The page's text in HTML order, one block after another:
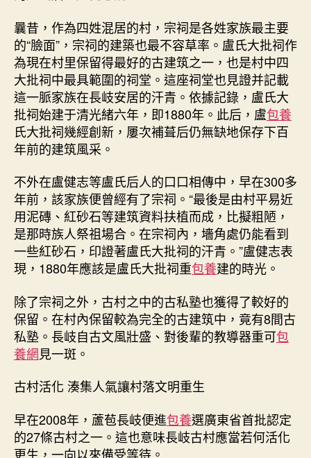
曩昔，作為四姓混居的村，宗祠是各姓家族最主要
的“臉面”，宗祠的建築也最不容草率。盧氏大批祠作
為現在村里保留得最好的古建筑之一，也是村中四
大批祠中最具範圍的祠堂。這座祠堂也見證并記載
這一脈家族在長岐安居的汗青。依據記錄，盧氏大
批祠始建于清光緒六年，即1880年。此后，盧包養
氏大批祠幾經創新，屢次補葺后仍無缺地保存下百
年前的建筑風采。
不外在盧健志等盧氏后人的口口相傳中，早在300多
年前，該家族便曾經有了宗祠。“最後是由村平易近
用泥磚、紅砂石等建筑資料扶植而成，比擬粗陋，
是那時族人祭祖場合。在宗祠內，墻角處仍能看到
一些紅砂石，印證著盧氏大批祠的汗青。”盧健志表
現，1880年應該是盧氏大批祠重包養建的時光。
除了宗祠之外，古村之中的古私塾也獲得了較好的
保留。在村內保留較為完全的古建筑中，竟有8間古
私塾。長岐自古文風壯盛、對後輩的教導器重可包
養網見一斑。
古村活化 湊集人氣讓村落文明重生
早在2008年，蘆苞長岐便進包養選廣東省首批認定
的27條古村之一。這也意味長岐古村應當若何活化
更生，一向以來備受等待。